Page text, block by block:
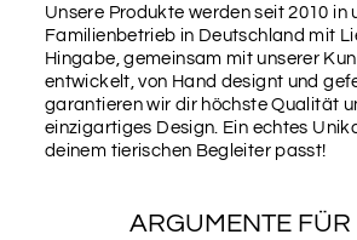
Unsere Produkte werden seit 2010 in
Familienbetrieb in Deutschland mit
Hingabe, gemeinsam mit unserer
entwickelt, von Hand designt und
garantieren wir dir höchste Qualität
einzigartiges Design. Ein echtes
deinem tierischen Begleiter passt!
ARGUMENTE FÜR